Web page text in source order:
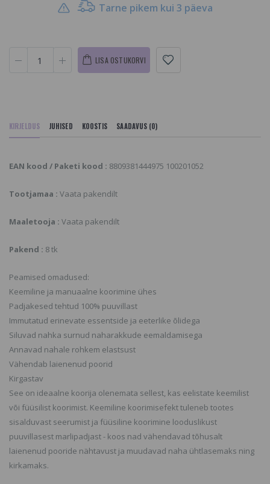
Tarne pikem kui 3 päeva
LISA OSTUKORVI
KIRJELDUS JUHISED KOOSTIS SAADAVUS (0)
EAN kood / Paketi kood : 8809381444975 100201052
Tootjamaa : Vaata pakendilt
Maaletooja : Vaata pakendilt
Pakend : 8 tk
Peamised omadused:
Keemiline ja manuaalne koorimine ühes
Padjakesed tehtud 100% puuvillast
Immutatud erinevate essentside ja eeterlike õlidega
Siluvad nahka surnud naharakkude eemaldamisega
Annavad nahale rohkem elastsust
Vähendab laienenud poorid
Kirgastav
See on ideaalne koorija olenemata sellest, kas eelistate keemilist
või füüsilist koorimist. Keemiline koorimisefekt tuleneb tootes
sisalduvast seerumist ja füüsiline koorimine looduslikust
puuvillasest marlipadjast - koos nad vähendavad tõhusalt
laienenud pooride nähtavust ja muudavad naha ühtlasemaks ning
kirkamaks.